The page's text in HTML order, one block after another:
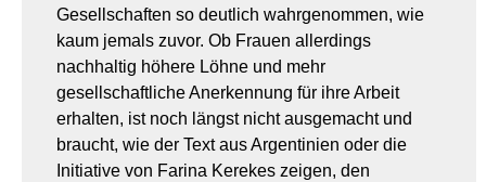
Gesellschaften so deutlich wahrgenommen, wie
kaum jemals zuvor. Ob Frauen allerdings
nachhaltig höhere Löhne und mehr
gesellschaftliche Anerkennung für ihre Arbeit
erhalten, ist noch längst nicht ausgemacht und
braucht, wie der Text aus Argentinien oder die
Initiative von Farina Kerekes zeigen, den